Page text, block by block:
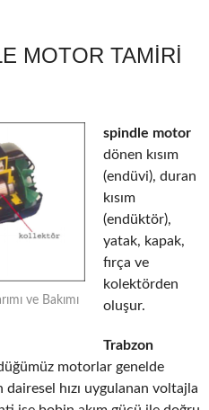
MOTOR TAMIRI
ve Bakımı
spindle motor
dönen kısım
(endüvi), duran
kısım
(endüktör),
yatak, kapak,
fırça ve
kolektörden
oluşur.
Trabzon
motorlar genelde
hızı uygulanan voltajla